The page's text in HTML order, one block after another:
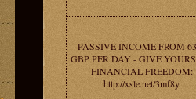
PASSIVE INCOME FROM
GBP PER DAY - GIVE
FINANCIAL FREEDOM:
http://xsle.net/3mf8y